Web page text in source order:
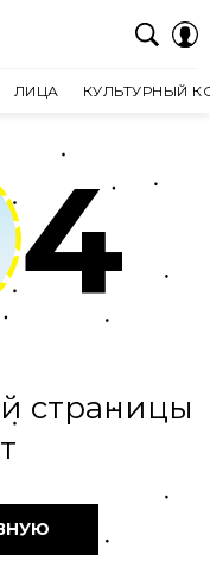
ЛИЦА КУЛЬТУРНЫЙ
4
страницы